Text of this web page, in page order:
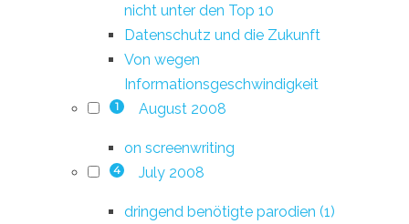
nicht unter den Top 10
Datenschutz und die Zukunft
Von wegen
Informationsgeschwindigkeit
1 August 2008
on screenwriting
4 July 2008
dringend benötigte parodien (1)